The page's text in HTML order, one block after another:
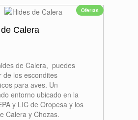
Ofertas
Calera
de Calera, puedes
de los escondites
para aves. Un
entorno ubicado en la
y LIC de Oropesa y los
Calera y Chozas.